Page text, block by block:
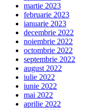
martie 2023
februarie 2023
ianuarie 2023
decembrie 2022
noiembrie 2022
octombrie 2022
septembrie 2022
august 2022
iulie 2022
iunie 2022
mai 2022
aprilie 2022